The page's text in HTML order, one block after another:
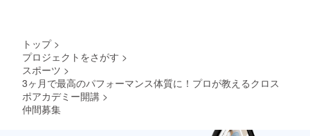
トップ >
プロジェクトをさがす >
スポーツ >
3ヶ月で最高のパフォーマンス体質に！プロが教えるクロス
ポアカデミー開講 >
仲間募集